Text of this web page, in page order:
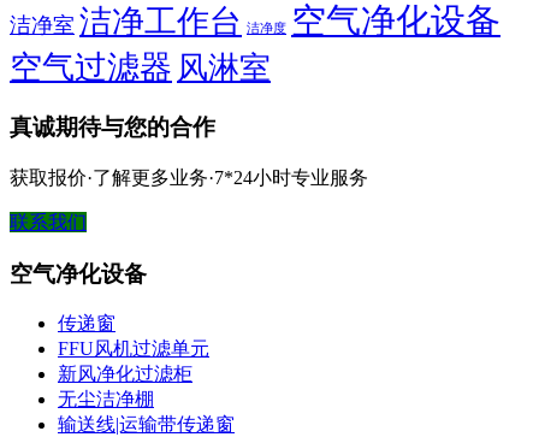
洁净室 洁净工作台 洁净度 空气净化设备
空气过滤器 风淋室
真诚期待与您的合作
获取报价·了解更多业务·7*24小时专业服务
联系我们
空气净化设备
传递窗
FFU风机过滤单元
新风净化过滤柜
无尘洁净棚
输送线|运输带传递窗